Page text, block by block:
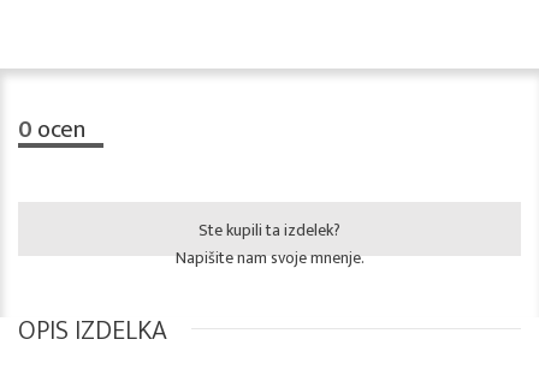
0ocen
Ste kupili ta izdelek?
Napišite nam svoje mnenje.
OPIS IZDELKA